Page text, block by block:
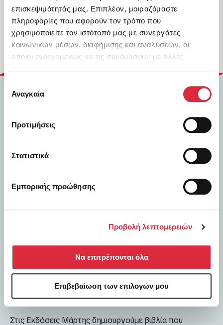
επισκεψιμότητάς μας. Επιπλέον, μοιραζόμαστε
πληροφορίες που αφορούν τον τρόπο που
χρησιμοποιείτε τον ιστότοπό μας με συνεργάτες
κοινωνικών μέσων, διαφήμισης και αναλύσεων, οι
οποίοι ενδεχομένως να τις συνδυάσουν με άλλες
των υπηρεσιών τους.
συγκατάθεσης
Αναγκαία
Προτιμήσεις
Στατιστικά
Εμπορικής προώθησης
Προβολή λεπτομερειών
Να επιτρέπονται όλα
Επιβεβαίωση των επιλογών μου
Δες τα όλα
Η φιλοσοφία μας
Στις Εκδόσεις Μάρτης δημιουργούμε βιβλία που